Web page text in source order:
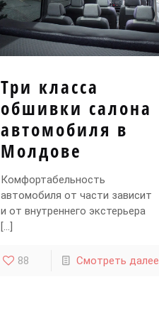
Три класса
обшивки салона
автомобиля в
Молдове
Комфортабельность
автомобиля от части зависит
и от внутреннего экстерьера
[…]
88 Смотреть далее